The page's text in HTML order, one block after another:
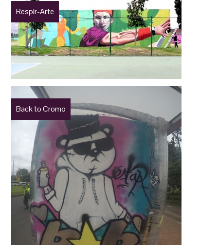
Respir-Arte
Back to Cromo